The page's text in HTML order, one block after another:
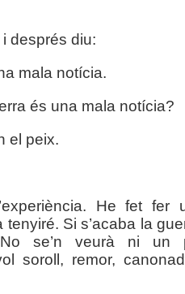
després diu:
mala notícia.
és una mala notícia?
el peix.
He fet fer
Si s’acaba la
se’n veurà ni un
soroll, remor,